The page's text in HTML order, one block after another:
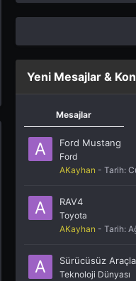
Yeni Mesajlar &
Mesajlar
Ford Mustang
Ford
AKayhan - Tarih:
RAV4
Toyota
AKayhan - Tarih:
Sürücüsüz
Teknoloji Dünyası